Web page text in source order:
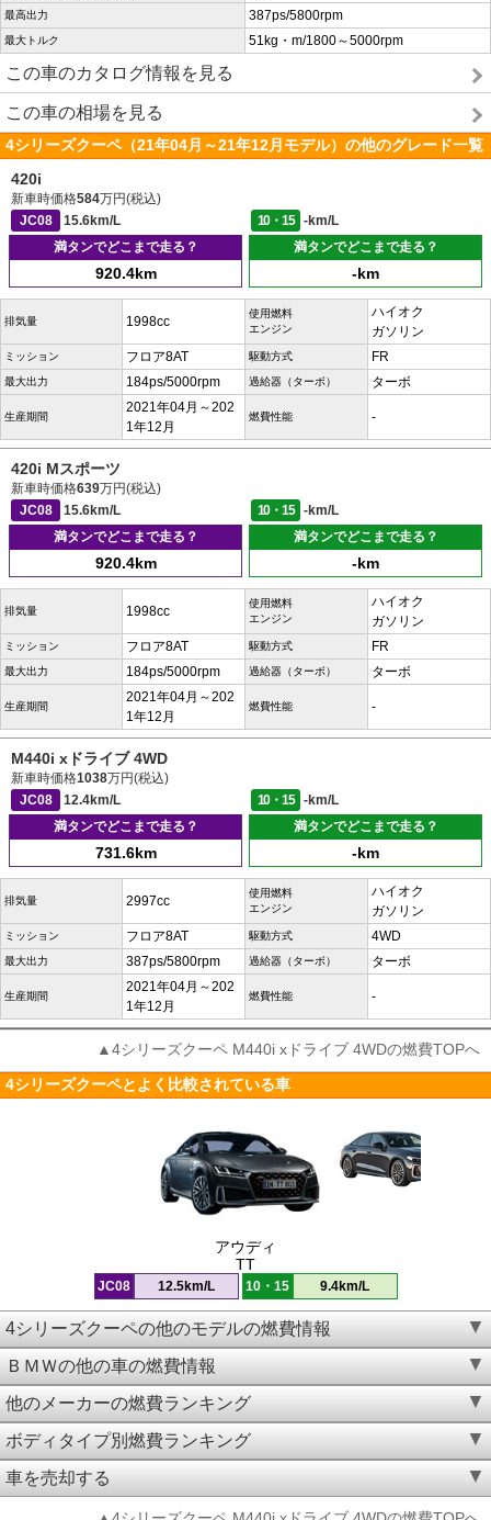
最高出力 387ps/5800rpm
最大トルク 51kg・m/1800～5000rpm
この車のカタログ情報を見る
この車の相場を見る
4シリーズクーペ（21年04月～21年12月モデル）の他のグレード一覧
420i
新車時価格584万円(税込)
JC08
15.6km/L 10・15
-km/L
満タンでどこまで走る？
920.4km
満タンでどこまで走る？
-km
排気量 1998cc
使用燃料
エンジン
ハイオク
ガソリン
ミッション フロア8AT 駆動方式 FR
最大出力 184ps/5000rpm 過給器（ターボ） ターボ
生産期間
2021年04月～202
1年12月
燃費性能 -
420i Mスポーツ
新車時価格639万円(税込)
JC08
15.6km/L 10・15
-km/L
満タンでどこまで走る？
920.4km
満タンでどこまで走る？
-km
排気量 1998cc
使用燃料
エンジン
ハイオク
ガソリン
ミッション フロア8AT 駆動方式 FR
最大出力 184ps/5000rpm 過給器（ターボ） ターボ
生産期間
2021年04月～202
1年12月
燃費性能 -
M440i xドライブ 4WD
新車時価格1038万円(税込)
JC08
12.4km/L 10・15
-km/L
満タンでどこまで走る？
731.6km
満タンでどこまで走る？
-km
排気量 2997cc
使用燃料
エンジン
ハイオク
ガソリン
ミッション フロア8AT 駆動方式 4WD
最大出力 387ps/5800rpm 過給器（ターボ） ターボ
生産期間
2021年04月～202
1年12月
燃費性能 -
▲4シリーズクーペ M440i xドライブ 4WDの燃費TOPへ
4シリーズクーペとよく比較されている車
アウディ
TT
JC08 12.5km/L 10・15 9.4km/L
4シリーズクーペの他のモデルの燃費情報
ＢＭＷの他の車の燃費情報
他のメーカーの燃費ランキング
ボディタイプ別燃費ランキング
車を売却する